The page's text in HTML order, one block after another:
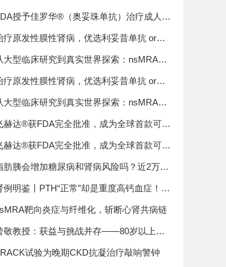
机制与病理
性膜性肾病的优先审评资格
授予佳罗华®（奥妥珠单抗）治疗成人原
性膜性肾病的优先审评资格
疗原发性膜性肾病，优选利妥昔单抗 or钙
磷酸酶抑制剂？——CureGN研究揭晓答案
大型临床研究到真实世界探索：nsMRA开
广泛CKD治疗新纪元
疗原发性膜性肾病，优选利妥昔单抗 or钙
磷酸酶抑制剂？——CureGN研究揭晓答案
大型临床研究到真实世界探索：nsMRA开
广泛CKD治疗新纪元
赫达®获FDA完全批准，成为全球首款可显
延缓IgA肾病肾功能衰退的补体抑制剂
赫达®获FDA完全批准，成为全球首款可显
延缓IgA肾病肾功能衰退的补体抑制剂
肪胰会增加糖尿病和肾病风险吗？近2万人
瞻性研究给出答案
例明鉴丨PTH“正常”却是重度高钙血症！一
需血液透析的AKI，真正病因竟不是甲旁亢
不是肿瘤
靶向炎症与纤维化，斩断心肾共病链
敬教授：获益与挑战并存——80岁以上超
龄人群强化降压需谨慎推进
试验为晚期CKD抗凝治疗敲响警钟